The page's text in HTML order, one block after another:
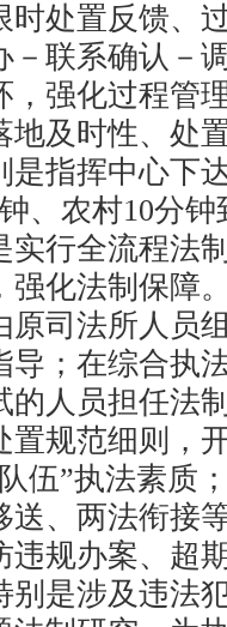
时处置反馈、
－联系确认－
，强化过程管
地及时性、处
是指挥中心下
、农村10分钟
全流程法制
强化法制保障
原司法所人员
导；在综合执
的人员担任法
置规范细则，
伍”执法素质
送、两法衔接
违规办案、超
别是涉及违法